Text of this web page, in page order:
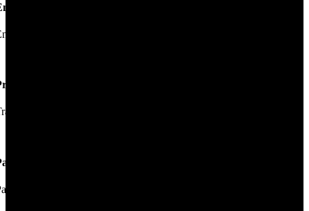
en 24hs
su pedido en 24hs.
de Calidad
las mejores marcas.
Seguros.
online en nuestra web.